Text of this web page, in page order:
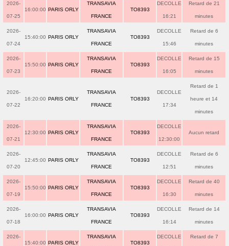
2026-
07-25
16:00:00 PARIS ORLY
TRANSAVIA
FRANCE
TO8393
DECOLLE
16:21
Retard de 21
minutes
2026-
07-24
15:40:00 PARIS ORLY
TRANSAVIA
FRANCE
TO8393
DECOLLE
15:46
Retard de 6
minutes
2026-
07-23
15:50:00 PARIS ORLY
TRANSAVIA
FRANCE
TO8393
DECOLLE
16:05
Retard de 15
minutes
2026-
07-22
16:20:00 PARIS ORLY
TRANSAVIA
FRANCE
TO8393
DECOLLE
17:34
Retard de 1
heure et 14
minutes
2026-
07-21
12:30:00 PARIS ORLY
TRANSAVIA
FRANCE
TO8393
DECOLLE
12:30:00
Aucun retard
2026-
07-20
12:45:00 PARIS ORLY
TRANSAVIA
FRANCE
TO8393
DECOLLE
12:51
Retard de 6
minutes
2026-
07-19
15:50:00 PARIS ORLY
TRANSAVIA
FRANCE
TO8393
DECOLLE
16:30
Retard de 40
minutes
2026-
07-18
16:00:00 PARIS ORLY
TRANSAVIA
FRANCE
TO8393
DECOLLE
16:14
Retard de 14
minutes
2026-
15:40:00 PARIS ORLY
TRANSAVIA
TO8393
DECOLLE Retard de 7